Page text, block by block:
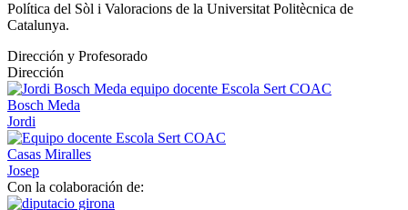
Política del Sòl i Valoracions de la Universitat Politècnica de
Catalunya.
Dirección y Profesorado
Dirección
Bosch Meda
Jordi
Casas Miralles
Josep
Con la colaboración de: